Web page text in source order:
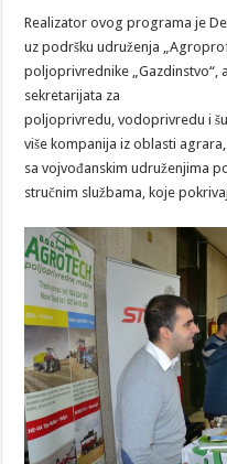
Realizator ovog programa je
uz podršku udruženja
poljoprivrednike „Gazdinstvo“,
sekretarijata za
poljoprivredu, vodoprivredu i
više kompanija iz oblasti
sa vojvođanskim udruženjima
stručnim službama, koje